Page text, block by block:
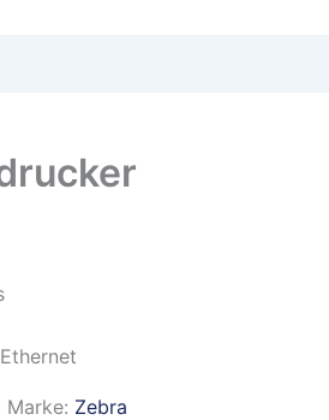
Zebra